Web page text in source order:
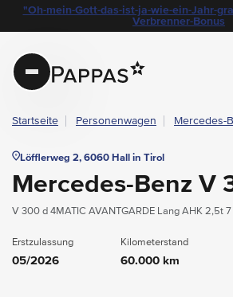
Navigation überspringen
Zum Hauptcontent
Zur Hauptnavigation springen
layout.table-of-content
Technische Daten
Fahrzeugausstattung
Leasing
Beispielangebot
Standort & Ansprechpartner
Das könnte Sie auch interessieren
Angebote & Aktionen bei Pappas
"Oh-mein-Gott-das-ist-ja-wie-ein-Jahr-
Verbrenner-Bonus
Pappas
Startseite Personenwagen Mercedes-
Löfflerweg 2, 6060 Hall in Tirol
Mercedes-Benz V
V 300 d 4MATIC AVANTGARDE Lang AHK 2,5t
Erstzulassung
05/2026
Kilometerstand
60.000 km